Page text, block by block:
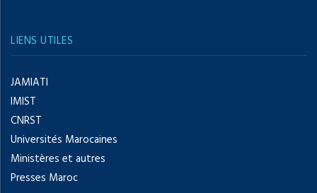
LIENS UTILES
JAMIATI
IMIST
CNRST
Universités Marocaines
Ministères et autres
Presses Maroc